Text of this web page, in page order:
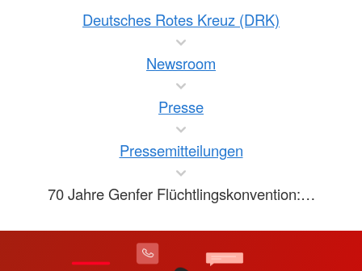
Deutsches Rotes Kreuz (DRK)
Newsroom
Presse
Pressemitteilungen
70 Jahre Genfer Flüchtlingskonvention:…